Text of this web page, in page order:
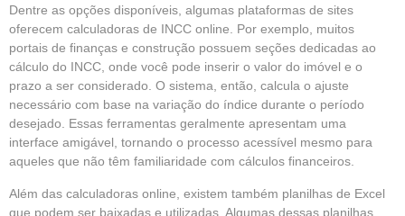
Dentre as opções disponíveis, algumas plataformas de sites
oferecem calculadoras de INCC online. Por exemplo, muitos
portais de finanças e construção possuem seções dedicadas ao
cálculo do INCC, onde você pode inserir o valor do imóvel e o
prazo a ser considerado. O sistema, então, calcula o ajuste
necessário com base na variação do índice durante o período
desejado. Essas ferramentas geralmente apresentam uma
interface amigável, tornando o processo acessível mesmo para
aqueles que não têm familiaridade com cálculos financeiros.
Além das calculadoras online, existem também planilhas de Excel
que podem ser baixadas e utilizadas. Algumas dessas planilhas